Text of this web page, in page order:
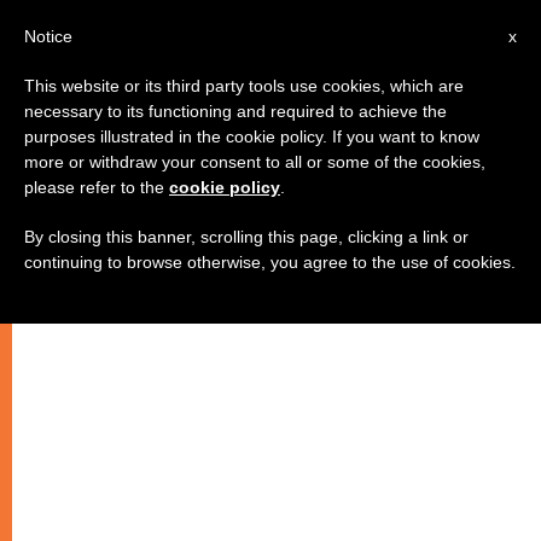
الفاتيكان يُعلن عن حملة لمكافحة
الاتجار بالبشر
x
Notice
This website or its third party tools use cookies, which are
necessary to its functioning and required to achieve the
purposes illustrated in the cookie policy. If you want to know
more or withdraw your consent to all or some of the cookies,
please refer to the cookie policy
By closing this banner, scrolling this page, clicking a link or
continuing to browse otherwise, you agree to the use of cookies.